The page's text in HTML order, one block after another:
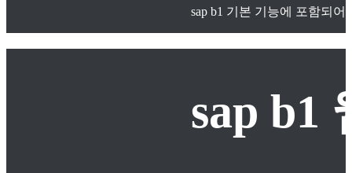
sap b1 기본 기능에 포함되
sap b1